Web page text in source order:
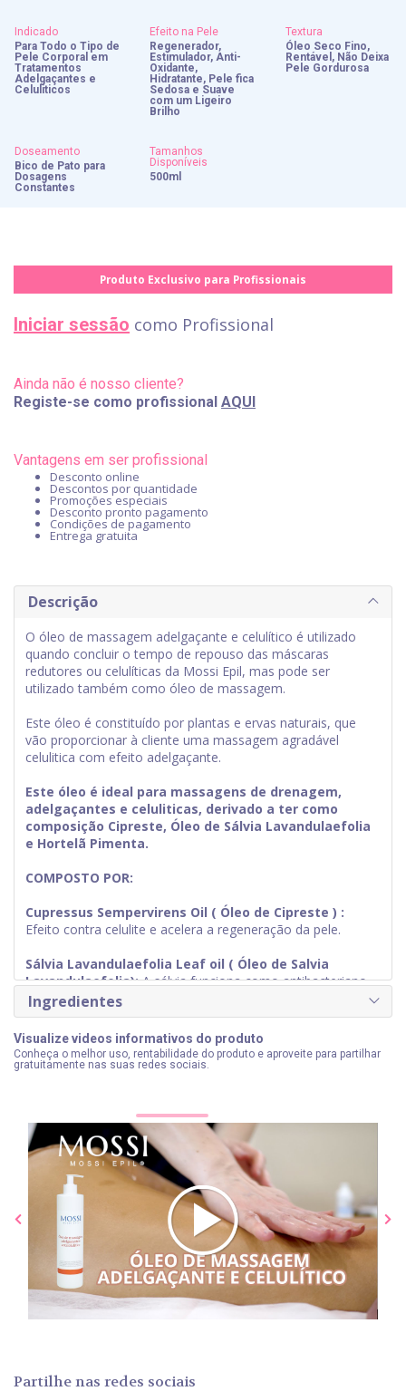
Indicado
Para Todo o Tipo de
Pele Corporal em
Tratamentos
Adelgaçantes e
Celuliticos
Efeito na Pele
Regenerador,
Estimulador, Anti-
Oxidante,
Hidratante, Pele fica
Sedosa e Suave
com um Ligeiro
Brilho
Textura
Óleo Seco Fino,
Rentável, Não Deixa
Pele Gordurosa
Doseamento
Bico de Pato para
Dosagens
Constantes
Tamanhos
Disponíveis
500ml
Produto Exclusivo para Profissionais
Iniciar sessão como Profissional
Ainda não é nosso cliente?
Registe-se como profissional AQUI
Vantagens em ser profissional
Desconto online
Descontos por quantidade
Promoções especiais
Desconto pronto pagamento
Condições de pagamento
Entrega gratuita
Descrição
O óleo de massagem adelgaçante e celulítico é utilizado
quando concluir o tempo de repouso das máscaras
redutores ou celulíticas da Mossi Epil, mas pode ser
utilizado também como óleo de massagem.
Este óleo é constituído por plantas e ervas naturais, que
vão proporcionar à cliente uma massagem agradável
celulitica com efeito adelgaçante.
Este óleo é ideal para massagens de drenagem,
adelgaçantes e celuliticas, derivado a ter como
composição Cipreste, Óleo de Sálvia Lavandulaefolia
e Hortelã Pimenta.
COMPOSTO POR:
Cupressus Sempervirens Oil ( Óleo de Cipreste ) :
Efeito contra celulite e acelera a regeneração da pele.
Sálvia Lavandulaefolia Leaf oil ( Óleo de Salvia
Lavandulaefolia):A sálvia funciona como antibacteriano,
antifúngico e anti-reumático, ajuda em condições de pele
como dermatite e psoríase. O óleo essencial ajuda a
prevenir a celulite.
Mentha Piperita Oil ( Óleo de Hortelâ Pimenta ):
Mossi Epil.
Ingredientes
Visualize videos informativos do produto
Conheça o melhor uso, rentabilidade do produto e aproveite para partilhar
gratuitamente nas suas redes sociais.
Partilhe nas redes sociais